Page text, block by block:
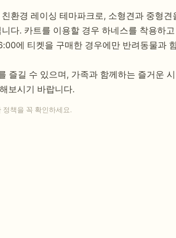
환경 레이싱 테마파크로, 소형견과 중형
다. 카트를 이용할 경우 하네스를 착용하
에 티켓을 구매한 경우에만 반려동물과
즐길 수 있으며, 가족과 함께하는 즐거운
보시기 바랍니다.
정책을 꼭 확인하세요.